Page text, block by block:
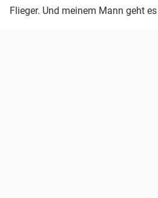
Flieger. Und meinem Mann geht